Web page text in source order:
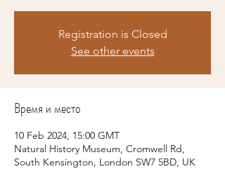
Registration is Closed
See other events
Время и место
10 Feb 2024, 15:00 GMT
Natural History Museum, Cromwell Rd,
South Kensington, London SW7 5BD, UK